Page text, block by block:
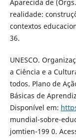
Aparecida de
realidade:
contextos
36.
UNESCO.
a Ciência e a
todos. Plano de
Básicas de
Disponível em:
mundial-sobre-
jomtien-199 0.